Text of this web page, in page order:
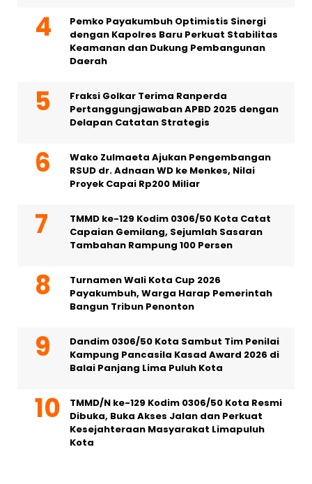
Pemko Payakumbuh Optimistis Sinergi
dengan Kapolres Baru Perkuat Stabilitas
Keamanan dan Dukung Pembangunan
Daerah
Fraksi Golkar Terima Ranperda
Pertanggungjawaban APBD 2025 dengan
Delapan Catatan Strategis
Wako Zulmaeta Ajukan Pengembangan
RSUD dr. Adnaan WD ke Menkes, Nilai
Proyek Capai Rp200 Miliar
TMMD ke-129 Kodim 0306/50 Kota Catat
Capaian Gemilang, Sejumlah Sasaran
Tambahan Rampung 100 Persen
Turnamen Wali Kota Cup 2026
Payakumbuh, Warga Harap Pemerintah
Bangun Tribun Penonton
Dandim 0306/50 Kota Sambut Tim Penilai
Kampung Pancasila Kasad Award 2026 di
Balai Panjang Lima Puluh Kota
TMMD/N ke-129 Kodim 0306/50 Kota Resmi
Dibuka, Buka Akses Jalan dan Perkuat
Kesejahteraan Masyarakat Limapuluh
Kota